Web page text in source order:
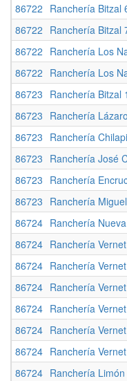
86722 Ranchería Bitzal
86722 Ranchería Bitzal
86722 Ranchería Los
86722 Ranchería Los
86723 Ranchería Bitzal
86723 Ranchería
86723 Ranchería
86723 Ranchería José
86723 Ranchería
86723 Ranchería
86724 Ranchería
86724 Ranchería
86724 Ranchería
86724 Ranchería
86724 Ranchería
86724 Ranchería
86724 Ranchería
86724 Ranchería